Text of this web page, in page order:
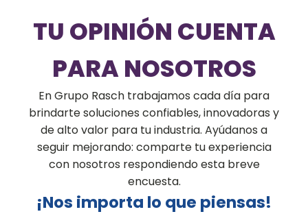
TU OPINIÓN CUENTA
PARA NOSOTROS
En Grupo Rasch trabajamos cada día para
brindarte soluciones confiables, innovadoras y
de alto valor para tu industria. Ayúdanos a
seguir mejorando: comparte tu experiencia
con nosotros respondiendo esta breve
encuesta.
¡Nos importa lo que piensas!